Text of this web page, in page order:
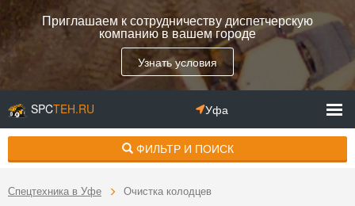
Приглашаем к сотрудничеству диспетчерскую
компанию в вашем городе
Узнать условия
SPCTEH.RU Уфа
ФИЛЬТР И ПОИСК
Спецтехника в Уфе Очистка колодцев